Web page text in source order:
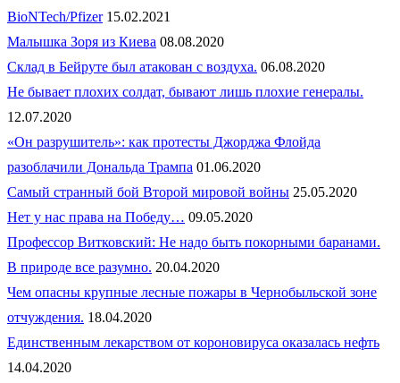
BioNTech/Pfizer 15.02.2021
Малышка Зоря из Киева 08.08.2020
Склад в Бейруте был атакован с воздуха. 06.08.2020
Не бывает плохих солдат, бывают лишь плохие генералы.
12.07.2020
«Он разрушитель»: как протесты Джорджа Флойда
разоблачили Дональда Трампа 01.06.2020
Самый странный бой Второй мировой войны 25.05.2020
Нет у нас права на Победу… 09.05.2020
Профессор Витковский: Не надо быть покорными баранами.
В природе все разумно. 20.04.2020
Чем опасны крупные лесные пожары в Чернобыльской зоне
отчуждения. 18.04.2020
Единственным лекарством от короновируса оказалась нефть
14.04.2020